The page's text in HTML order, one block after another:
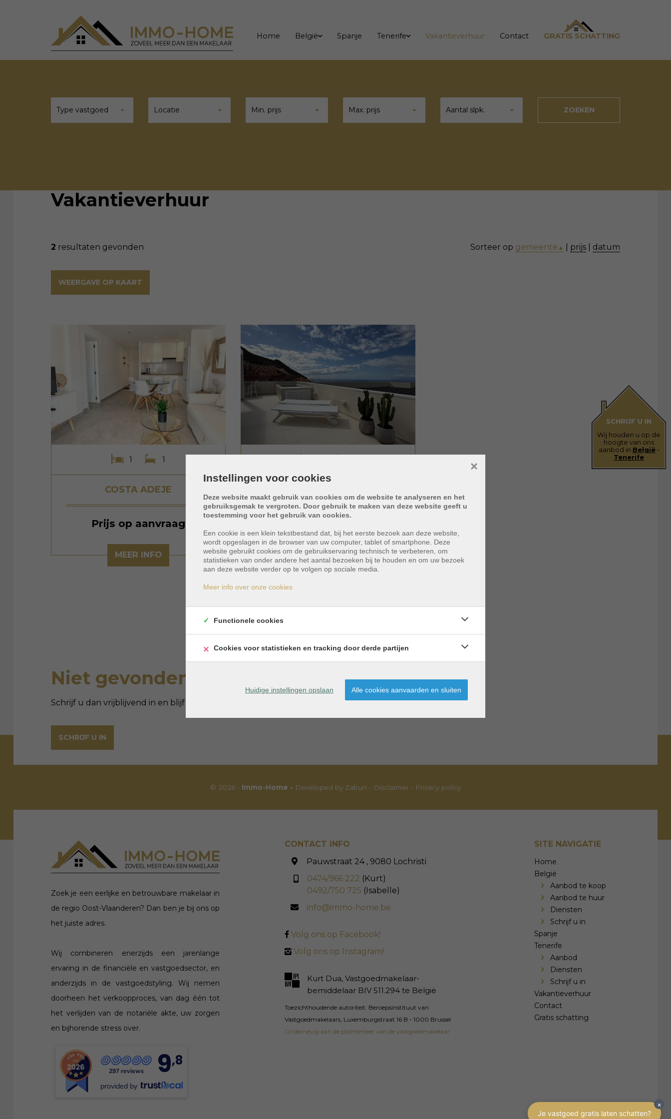
Home België Spanje Tenerife Vakantieverhuur Contact GRATIS SCHATTING
Type vastgoed Locatie Min. prijs Max. prijs Aantal slpk. ZOEKEN
Vakantieverhuur
2 resultaten gevonden Sorteer op gemeente ▲ prijs datum
WEERGAVE OP KAART
1 1
COSTA ADEJE
Prijs op aanvraag
MEER INFO
Prijs op aanvraag
MEER INFO
Niet gevonden wat u zocht?
Schrijf u dan vrijblijvend in en blijf op de hoogte van ons meest recente aanbod.
SCHRIJF U IN
© 2026 - Immo-Home - Developed by Zabun - Disclaimer - Privacy policy
Zoek je een eerlijke en betrouwbare makelaar in
de regio Oost-Vlaanderen? Dan ben je bij ons op
het juiste adres.
Wij combineren enerzijds een jarenlange
ervaring in de financiële en vastgoedsector, en
anderzijds in de vastgoedstyling. Wij nemen
doorheen het verkoopproces, van dag één tot
het verlijden van de notariële akte, uw zorgen
en bijhorende stress over.
297 reviews 9,8
provided by
CONTACT INFO
Pauwstraat 24 , 9080 Lochristi
0474/966 222 (Kurt)
0492/750 725 (Isabelle)
info@immo-home.be
Volg ons op Facebook!
Volg ons op Instagram!
Kurt Dua, Vastgoedmakelaar-
bemiddelaar BIV 511.294 te België
Toezichthoudende autoriteit: Beroepsinstituut van
Vastgoedmakelaars, Luxemburgstraat 16 B - 1000 Brussel
Onderhevig aan de plichtenleer van de vastgoedmakelaar
SITE NAVIGATIE
Home
België
Aanbod te koop
Aanbod te huur
Diensten
Schrijf u in
Spanje
Tenerife
Aanbod
Diensten
Schrijf u in
Vakantieverhuur
Contact
Gratis schatting
SCHRIJF U IN
Wij houden u op de
hoogte van ons
aanbod in België-
Tenerife
Instellingen voor cookies
Deze website maakt gebruik van cookies om de website te analyseren en het
gebruiksgemak te vergroten. Door gebruik te maken van deze website geeft u
toestemming voor het gebruik van cookies.
Een cookie is een klein tekstbestand dat, bij het eerste bezoek aan deze website,
wordt opgeslagen in de browser van uw computer, tablet of smartphone. Deze
website gebruikt cookies om de gebruikservaring technisch te verbeteren, om
statistieken van onder andere het aantal bezoeken bij te houden en om uw bezoek
aan deze website verder op te volgen op sociale media.
Meer info over onze cookies
×
Functionele cookies
Cookies voor statistieken en tracking door derde partijen
Huidige instellingen opslaan Alle cookies aanvaarden en sluiten